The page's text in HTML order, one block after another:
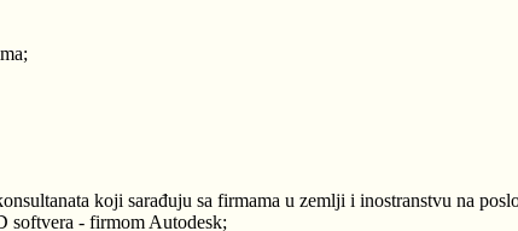
koji sarađuju sa firmama u zemlji i inostranstvu na
softvera - firmom Autodesk;